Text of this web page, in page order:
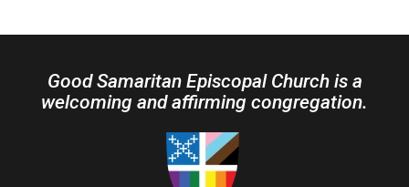
Good Samaritan Episcopal Church is a
welcoming and affirming congregation.